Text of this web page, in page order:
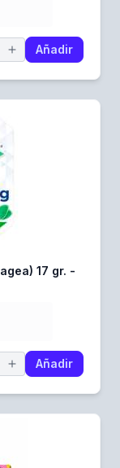
Añadir
17 gr. -
Añadir